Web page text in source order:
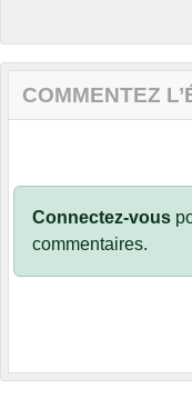
COMMENTEZ
Connectez-vous
commentaires.